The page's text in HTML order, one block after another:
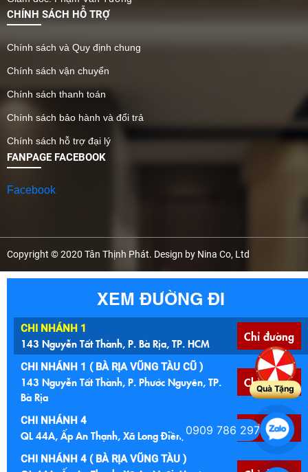
Do sở KH & ĐT Bà Rịa Vũng Tàu cấp ngày 28/05/2015
CHÍNH SÁCH HỖ TRỢ
Chính sách thanh toán
Chính sách bảo hành và đổi trả
FANPAGE FACEBOOK
Copyright © 2020 Tân Thịnh Phát. Design by Nina Co, Ltd
XEM ĐƯỜNG ĐI
CHI NHÁNH 1
143 Nguyễn Tất Thành, P. Bà Rịa, TP. HCM Chỉ đường
CHI NHÁNH 1 ( BÀ RỊA VŨNG TÀU CŨ )
143 Nguyễn Tất Thành, P. Phước Nguyên, TP.
Bà Rịa
Chỉ đường
CHI NHÁNH 4 Chỉ đường
Quà Tặng
0909 786 297